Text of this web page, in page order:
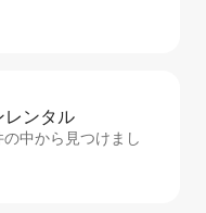
レ⁠ン⁠タ⁠ル
中から見つけまし